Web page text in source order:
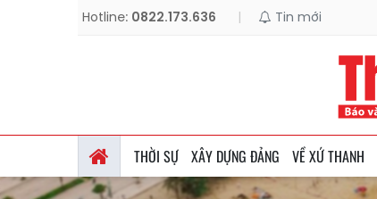
Hotline: 0822.173.636 | Tin mới
THỜI SỰ XÂY DỰNG ĐẢNG VỀ XỨ THANH